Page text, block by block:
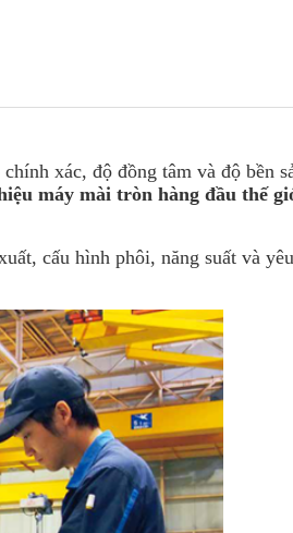
chính xác, độ đồng tâm và độ bền
máy mài tròn hàng đầu thế
cấu hình phôi, năng suất và